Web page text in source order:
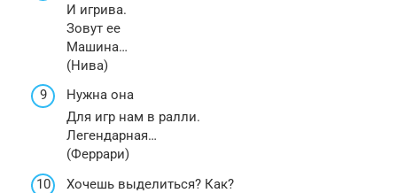
И игрива.
Зовут ее
Машина…
(Нива)
Нужна она
Для игр нам в ралли.
Легендарная…
(Феррари)
Хочешь выделиться? Как?